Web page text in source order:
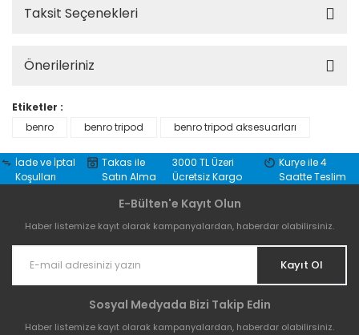
Taksit Seçenekleri
Önerileriniz
Etiketler :
benro
benro tripod benro tripod aksesuarları
İade ve İptal
Koşulları
Takas ile
Satın Alma
3000 TL Üzeri
Ücretsiz Kargo
Kurye ile 4
Saatte Teslim
E-Bülten'e Kayıt Olun
Haber listemize kayıt olarak kampanyalardan, haberdar olabilirsiniz.
Kayıt Ol
Sosyal Medyada Bizi Takip Edin
Haber listemize kayıt olarak kampanyalardan, haberdar olabilirsiniz.